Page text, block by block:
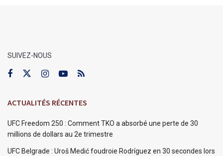
SUIVEZ-NOUS
ACTUALITÉS RÉCENTES
UFC Freedom 250 : Comment TKO a absorbé une perte de 30
millions de dollars au 2e trimestre
UFC Belgrade : Uroš Medić foudroie Rodríguez en 30 secondes lors